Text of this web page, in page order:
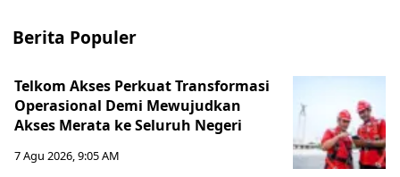
Berita Populer
Telkom Akses Perkuat Transformasi
Operasional Demi Mewujudkan
Akses Merata ke Seluruh Negeri
7 Agu 2026, 9:05 AM